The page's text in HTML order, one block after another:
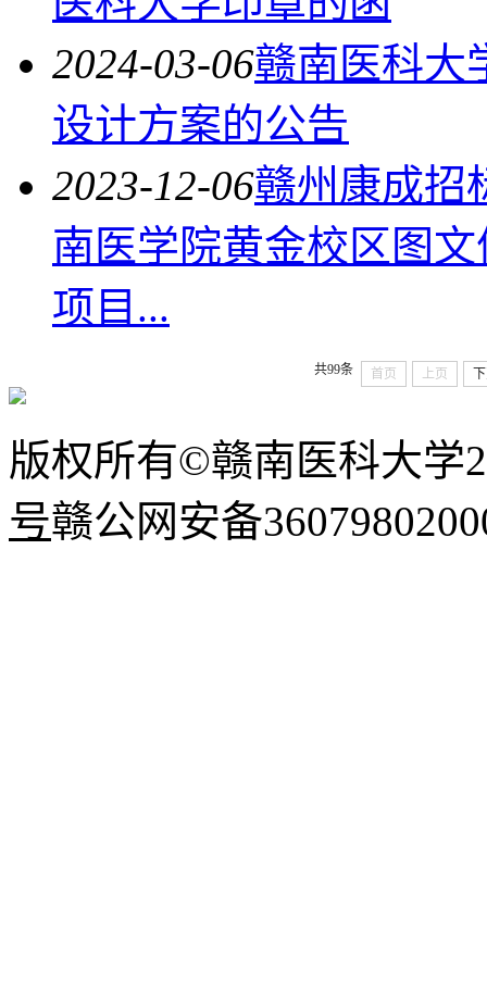
2024-03-06赣南医科大
设计方案的公告
2023-12-06赣州康成招
南医学院黄金校区图
项目...
共99条 首页 上页
版权所有©赣南医科大学
号赣公网安备